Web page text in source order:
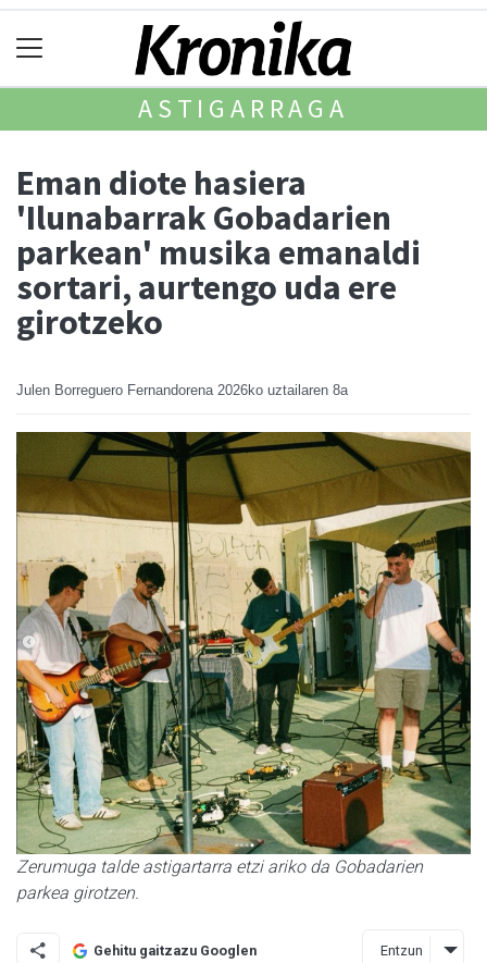
ASTIGARRAGA
Eman diote hasiera
'Ilunabarrak Gobadarien
parkean' musika emanaldi
sortari, aurtengo uda ere
girotzeko
Julen Borreguero Fernandorena 2026ko uztailaren 8a
Zerumuga talde astigartarra etzi ariko da Gobadarien
parkea girotzen.
Gehitu gaitzazu Googlen Entzun